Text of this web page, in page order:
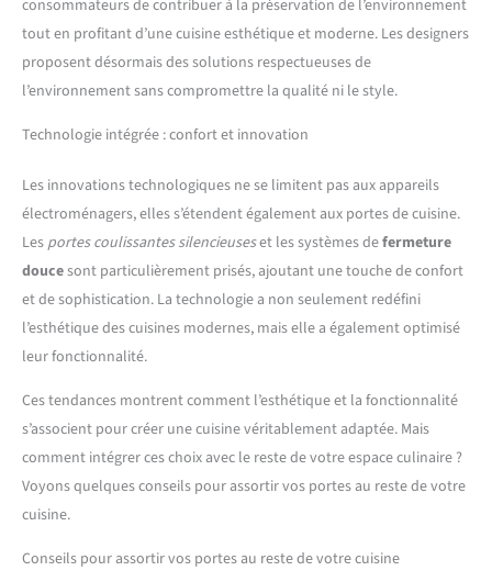
consommateurs de contribuer à la préservation de l’environnement
tout en profitant d’une cuisine esthétique et moderne. Les designers
proposent désormais des solutions respectueuses de
l’environnement sans compromettre la qualité ni le style.
Technologie intégrée : confort et innovation
Les innovations technologiques ne se limitent pas aux appareils
électroménagers, elles s’étendent également aux portes de cuisine.
Les portes coulissantes silencieuseset les systèmes defermeture
doucesont particulièrement prisés, ajoutant une touche de confort
et de sophistication. La technologie a non seulement redéfini
l’esthétique des cuisines modernes, mais elle a également optimisé
leur fonctionnalité.
Ces tendances montrent comment l’esthétique et la fonctionnalité
s’associent pour créer une cuisine véritablement adaptée. Mais
comment intégrer ces choix avec le reste de votre espace culinaire ?
Voyons quelques conseils pour assortir vos portes au reste de votre
cuisine.
Conseils pour assortir vos portes au reste de votre cuisine